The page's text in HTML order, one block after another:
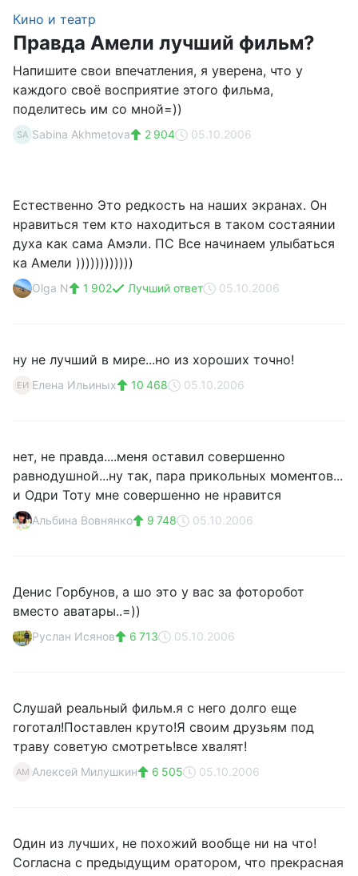
Кино и театр
Правда Амели лучший фильм?
Напишите свои впечатления, я уверена, что у
каждого своё восприятие этого фильма,
поделитесь им со мной=))
SA Sabina Akhmetova 2 904 05.10.2006
Естественно Это редкость на наших экранах. Он
нравиться тем кто находиться в таком состаянии
духа как сама Амэли. ПС Все начинаем улыбаться
ка Амели ))))))))))))
Olga N 1 902 Лучший ответ 05.10.2006
ну не лучший в мире...но из хороших точно!
ЕИ Елена Ильиных 10 468 05.10.2006
нет, не правда....меня оставил совершенно
равнодушной...ну так, пара прикольных моментов...
и Одри Тоту мне совершенно не нравится
Альбина Вовнянко 9 748 05.10.2006
Денис Горбунов, а шо это у вас за фоторобот
вместо аватары..=))
Руслан Исянов 6 713 05.10.2006
Слушай реальный фильм.я с него долго еще
гоготал!Поставлен круто!Я своим друзьям под
траву советую смотреть!все хвалят!
АМ Алексей Милушкин 6 505 05.10.2006
Один из лучших, не похожий вообще ни на что!
Согласна с предыдущим оратором, что прекрасная